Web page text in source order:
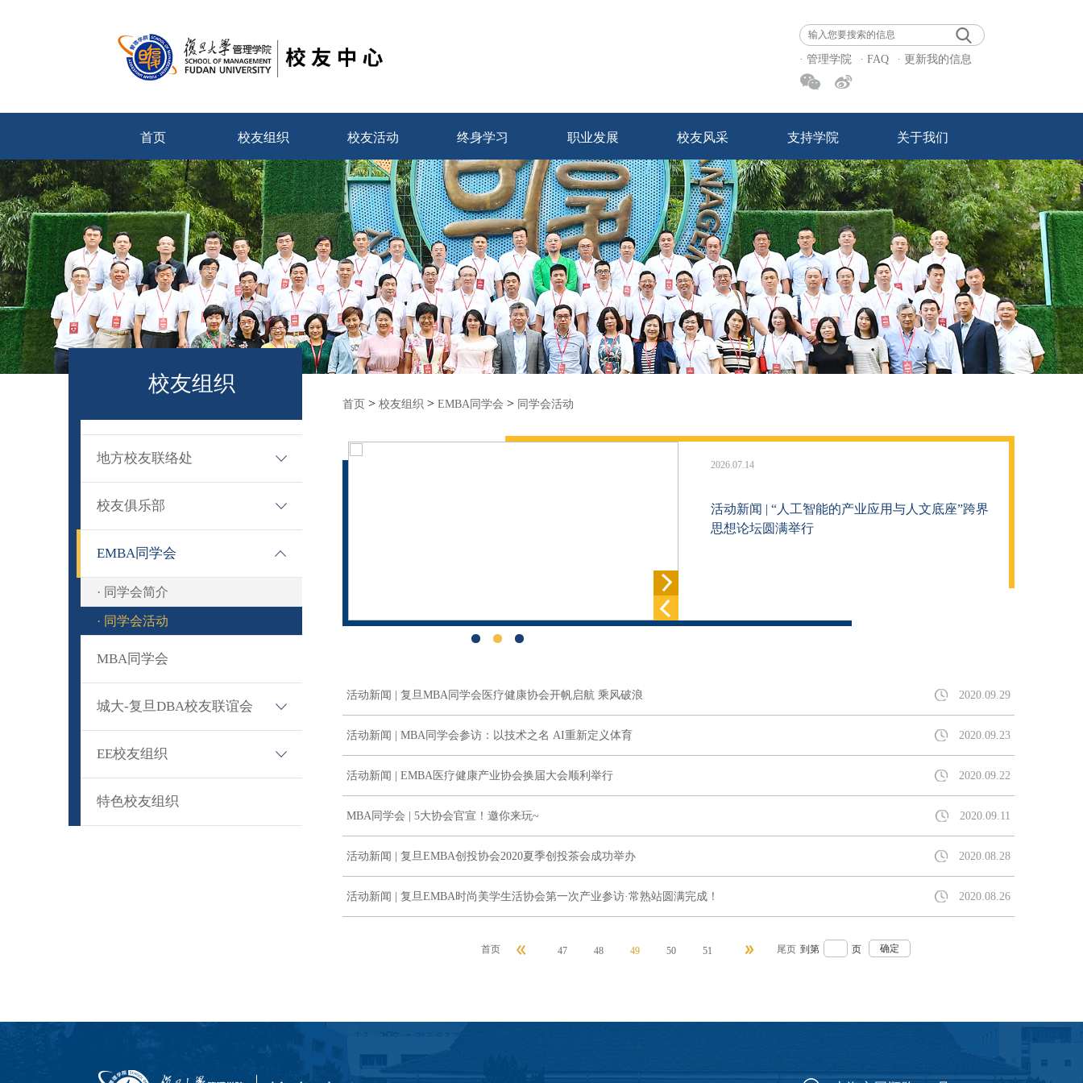
· 管理学院 · FAQ · 更新我的信息
首页 校友组织 校友活动 终身学习 职业发展 校友风采 支持学院 关于我们
校友组织
地方校友联络处
· 联络处简介
校友俱乐部
· 俱乐部简介
EMBA同学会
· 同学会简介
· 同学会活动
MBA同学会
城大-复旦DBA校友联谊会
· 联谊会简介
EE校友组织
· EE校友组织简介
特色校友组织
首页 > 校友组织 > EMBA同学会 > 同学会活动
欢迎2026级新同学！复旦大学EMBA同学会34个
分会/协会向你发出邀请
2026.07.14
活动新闻 | “人工智能的产业应用与人文底座”跨界
思想论坛圆满举行
活动新闻 | 复旦MBA同学会医疗健康协会开帆启航 乘风破浪 2020.09.29
活动新闻 | MBA同学会参访：以技术之名 AI重新定义体育 2020.09.23
活动新闻 | EMBA医疗健康产业协会换届大会顺利举行 2020.09.22
MBA同学会 | 5大协会官宣！邀你来玩~ 2020.09.11
活动新闻 | 复旦EMBA创投协会2020夏季创投茶会成功举办 2020.08.28
活动新闻 | 复旦EMBA时尚美学生活协会第一次产业参访·常熟站圆满完成！ 2020.08.26
首页 47 48 49 50 51 尾页 到第 页 确定